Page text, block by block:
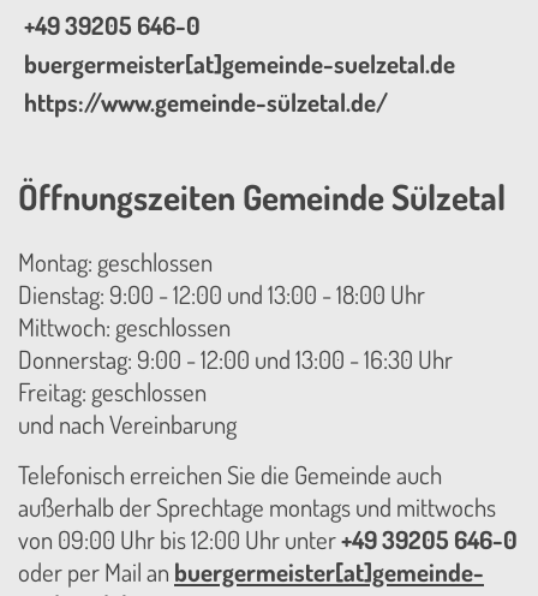
+49 39205 646-0
buergermeister[at]gemeinde-suelzetal.de
https://www.gemeinde-sülzetal.de/
Öffnungszeiten Gemeinde Sülzetal
Montag: geschlossen
Dienstag: 9:00 - 12:00 und 13:00 - 18:00 Uhr
Mittwoch: geschlossen
Donnerstag: 9:00 - 12:00 und 13:00 - 16:30 Uhr
Freitag: geschlossen
und nach Vereinbarung
Telefonisch erreichen Sie die Gemeinde auch
außerhalb der Sprechtage montags und mittwochs
von 09:00 Uhr bis 12:00 Uhr unter+49 39205 646-0
oder per Mail an buergermeister[at]gemeinde-